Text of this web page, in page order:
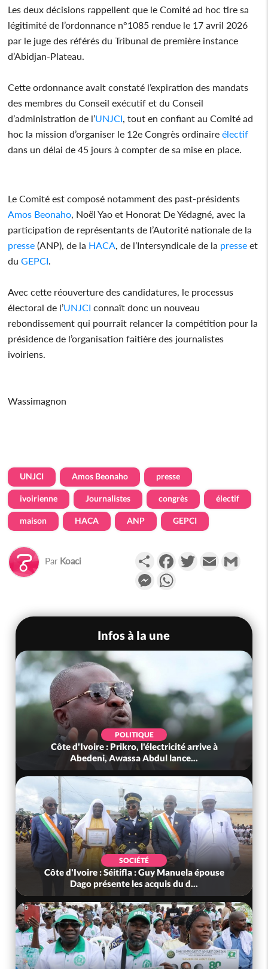
Les deux décisions rappellent que le Comité ad hoc tire sa
légitimité de l’ordonnance n°1085 rendue le 17 avril 2026
par le juge des référés du Tribunal de première instance
d’Abidjan-Plateau.
Cette ordonnance avait constaté l’expiration des mandats
des membres du Conseil exécutif et du Conseil
d’administration de l’UNJCI , tout en confiant au Comité ad
hoc la mission d’organiser le 12e Congrès ordinaire électif
dans un délai de 45 jours à compter de sa mise en place.
Le Comité est composé notamment des past-présidents
Amos Beonaho , Noël Yao et Honorat De Yédagné, avec la
participation de représentants de l’Autorité nationale de la
presse (ANP), de la HACA , de l’Intersyndicale de la presse et
du GEPCI
Avec cette réouverture des candidatures, le processus
électoral de l’UNJCI connaît donc un nouveau
rebondissement qui pourrait relancer la compétition pour la
présidence de l’organisation faitière des journalistes
ivoiriens.
Wassimagnon
UNJCI Amos Beonaho presse
ivoirienne Journalistes congrès électif
maison HACA ANP GEPCI
Par Koaci PartagerFacebookTwitterEmail
Messenger
Infos à la une
POLITIQUE
Côte d'Ivoire : Prikro, l'électricité arrive à
Abedeni, Awassa Abdul lance...
SOCIÉTÉ
Côte d'Ivoire : Séitifla : Guy Manuela épouse
Dago présente les acquis du d...